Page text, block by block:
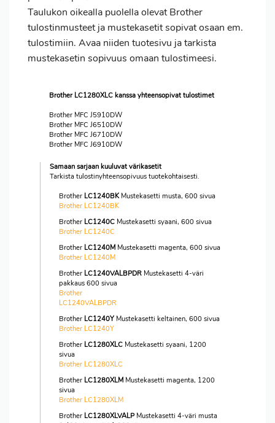
Taulukon oikealla puolella olevat Brother
tulostinmusteet ja mustekasetit sopivat osaan em.
tulostimiin. Avaa niiden tuotesivu ja tarkista
mustekasetin sopivuus omaan tulostimeesi.
Brother LC1280XLC kanssa yhteensopivat tulostimet
Brother MFC J5910DW
Brother MFC J6510DW
Brother MFC J6710DW
Brother MFC J6910DW
Samaan sarjaan kuuluvat värikasetit
Tarkista tulostinyhteensopivuus tuotekohtaisesti.
Brother LC1240BKMustekasetti musta, 600 sivua
Brother LC1240BK
Brother LC1240C Mustekasetti syaani, 600 sivua
Brother LC1240C
Brother LC1240M Mustekasetti magenta, 600 sivua
Brother LC1240M
Brother LC1240VALBPDR Mustekasetti 4-väri
pakkaus 600 sivua
Brother
LC1240VALBPDR
Brother LC1240Y Mustekasetti keltainen, 600 sivua
Brother LC1240Y
Brother LC1280XLC Mustekasetti syaani, 1200
sivua
Brother LC1280XLC
Brother LC1280XLM Mustekasetti magenta, 1200
sivua
Brother LC1280XLM
Brother LC1280XLVALPMustekasetti 4-väri musta